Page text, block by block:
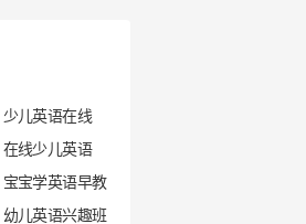
少儿英语在线
在线少儿英语
宝宝学英语早教
幼儿英语兴趣班